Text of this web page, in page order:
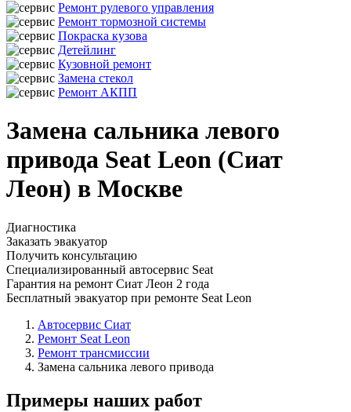
Ремонт рулевого управления
Ремонт тормозной системы
Покраска кузова
Детейлинг
Кузовной ремонт
Замена стекол
Ремонт АКПП
Замена сальника левого
привода Seat Leon (Сиат
Леон) в Москве
Диагностика
Заказать эвакуатор
Получить консультацию
Специализированный автосервис Seat
Гарантия на ремонт Сиат Леон 2 года
Бесплатный эвакуатор при ремонте Seat Leon
Автосервис Сиат
Ремонт Seat Leon
Ремонт трансмиссии
Замена сальника левого привода
Примеры наших работ